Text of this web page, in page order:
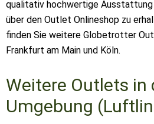
qualitativ hochwertige
über den Outlet Onlineshop zu
finden Sie weitere Globetrotter
Frankfurt am Main und Köln.
Weitere Outlets in
Umgebung